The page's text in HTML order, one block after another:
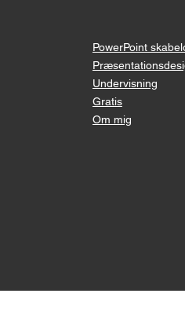
PowerPoint
Undervisning
Gratis
Om mig